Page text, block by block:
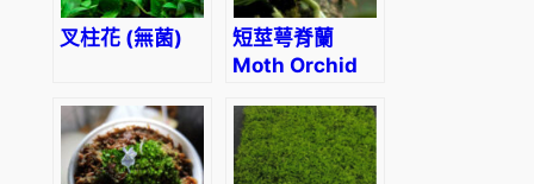
叉柱花 (無菌)
短莖萼脊蘭
Moth Orchid
subparishii)